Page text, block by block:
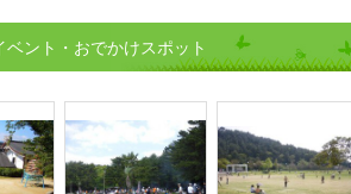
ント・おでかけスポット